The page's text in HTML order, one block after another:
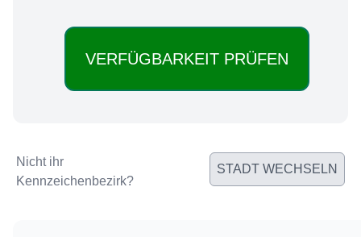
Nicht ihr
Kennzeichenbezirk?
STADT WECHSELN